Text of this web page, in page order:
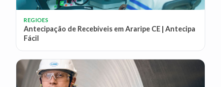
REGIOES
Antecipação de Recebíveis em Araripe CE | Antecipa
Fácil